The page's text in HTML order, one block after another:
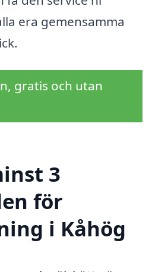
era gemensamma
gratis och utan
3
för
i Kåhög